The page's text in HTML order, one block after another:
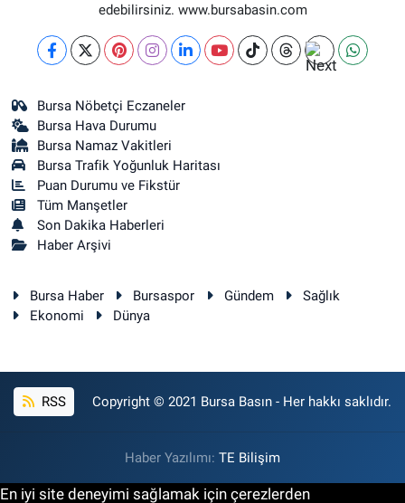
edebilirsiniz. www.bursabasin.com
Bursa Nöbetçi Eczaneler
Bursa Hava Durumu
Bursa Namaz Vakitleri
Bursa Trafik Yoğunluk Haritası
Puan Durumu ve Fikstür
Tüm Manşetler
Son Dakika Haberleri
Haber Arşivi
Bursa Haber Bursaspor Gündem
Sağlık
Ekonomi
Dünya
RSS Copyright © 2021 Bursa Basın - Her hakkı saklıdır.
Haber Yazılımı: TE Bilişim
En iyi site deneyimi sağlamak için çerezlerden